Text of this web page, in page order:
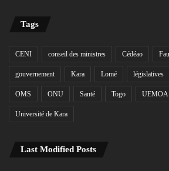
Tags
CENI conseil des ministres Cédéao
gouvernement Kara Lomé législatives
OMS ONU Santé Togo UEMOA
Université de Kara
Last Modified Posts